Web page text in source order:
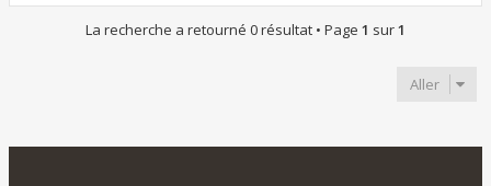
La recherche a retourné 0 résultat • Page 1 sur1
Aller